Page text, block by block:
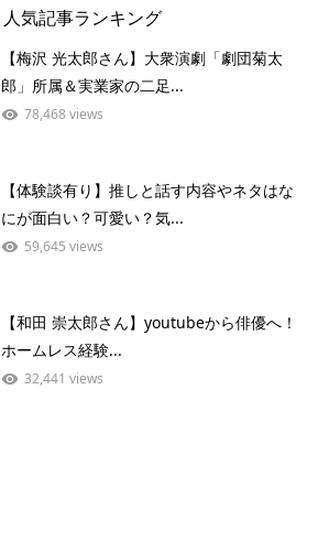
人気記事ランキング
【梅沢 光太郎さん】大衆演劇「劇団菊太
郎」所属＆実業家の二足...
78,468 views
【体験談有り】推しと話す内容やネタはな
にが面白い？可愛い？気...
59,645 views
【和田 崇太郎さん】youtubeから俳優へ！
ホームレス経験...
32,441 views